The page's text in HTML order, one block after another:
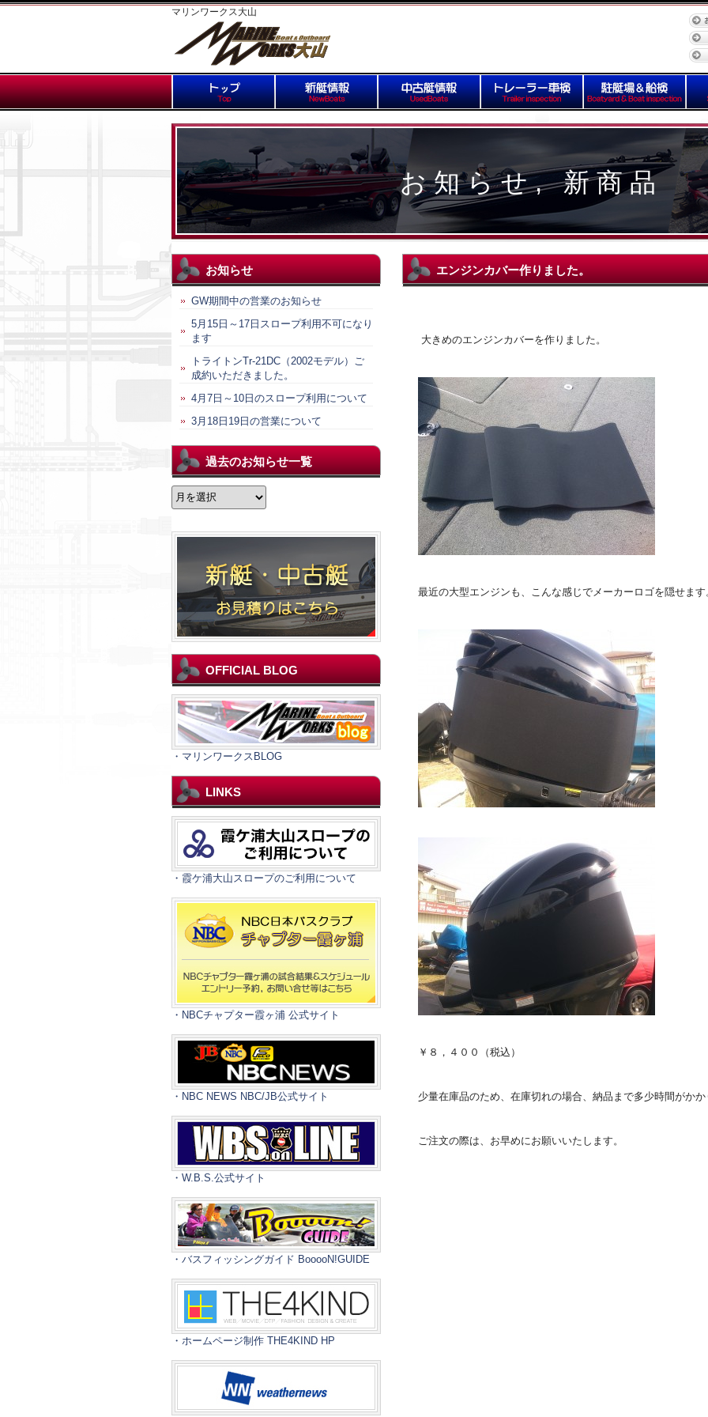
マリンワークス大山
お知らせ,新商品
エンジンカバー作りました。
大きめのエンジンカバーを作りました。
最近の大型エンジンも、こんな感じでメーカーロゴを隠せます
￥８，４００（税込）
少量在庫品のため、在庫切れの場合、納品まで多少時間がか
ご注文の際は、お早めにお願いいたします。
お知らせ
GW期間中の営業のお知らせ
5月15日～17日スロープ利用不可になり
ます
トライトンTr-21DC（2002モデル）ご
成約いただきました。
4月7日～10日のスロープ利用について
3月18日19日の営業について
過去のお知らせ一覧
過
去
お
一
覧
OFFICIAL BLOG
・マリンワークスBLOG
LINKS
・霞ケ浦大山スロープのご利用について
・NBCチャプター霞ヶ浦 公式サイト
・NBC NEWS NBC/JB公式サイト
・W.B.S.公式サイト
・バスフィッシングガイド BooooN!GUIDE
・ホームページ制作 THE4KIND HP